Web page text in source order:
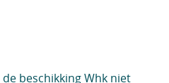
beschikking Whk niet